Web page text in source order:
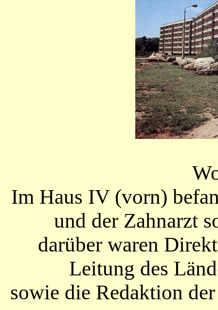
Im Haus IV (vorn)
und der Zahnarzt
darüber waren
Leitung des
sowie die Redaktion